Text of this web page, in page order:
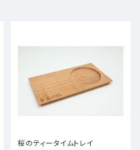
桜のティータイムトレイ